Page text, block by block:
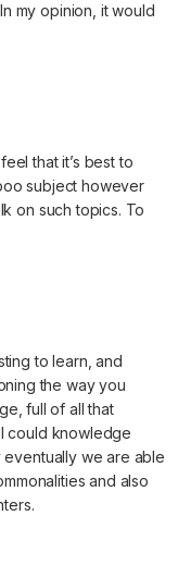
my opinion, it would
that it’s best to
subject however
on such topics. To
to learn, and
the way you
full of all that
could knowledge
eventually we are able
and also